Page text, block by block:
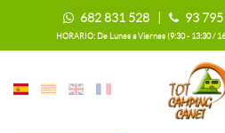
682 831 528 | 93
HORARIO: De Lunes a Viernes (9:30 - 13:30 /